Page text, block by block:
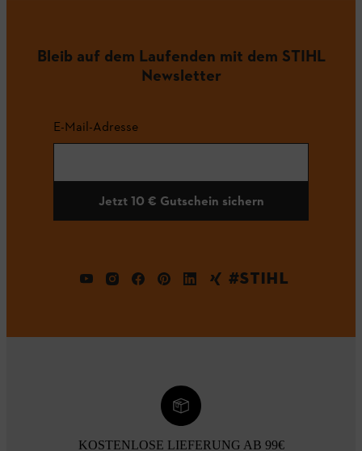
Bleib auf dem Laufenden mit dem STIHL
Newsletter
E-Mail-Adresse
Jetzt 10 € Gutschein sichern
#STIHL
KOSTENLOSE LIEFERUNG AB 99€